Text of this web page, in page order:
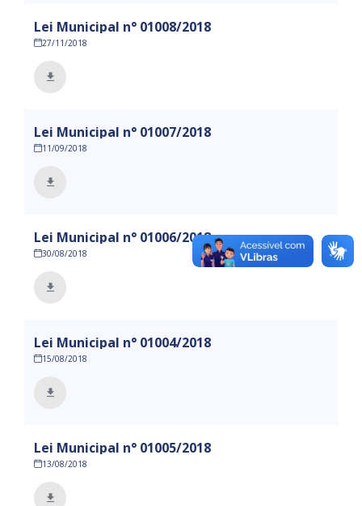
Lei Municipal n° 01008/2018
27/11/2018
Lei Municipal n° 01007/2018
11/09/2018
Lei Municipal n° 01006/2018
30/08/2018
Lei Municipal n° 01004/2018
15/08/2018
Lei Municipal n° 01005/2018
13/08/2018